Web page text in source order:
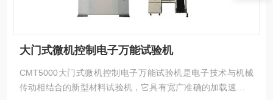
大门式微机控制电子万能试验机
CMT5000大门式微机控制电子万能试验机是电子技术与机械
传动相结合的新型材料试验机，它具有宽广准确的加载速度和